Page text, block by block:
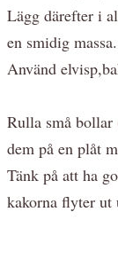
Lägg därefter i
en smidig massa.
Använd
Rulla små
dem på en plåt
Tänk på att ha
kakorna flyter ut